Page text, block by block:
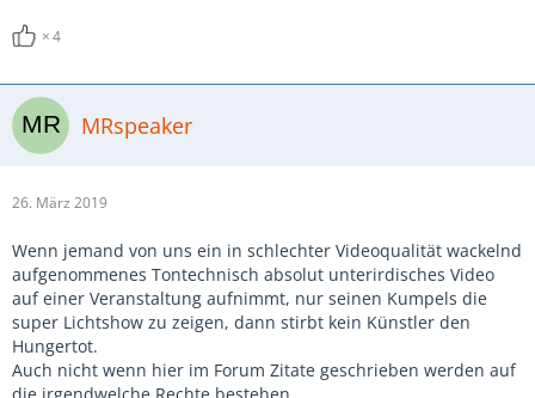
4
MRspeaker
26. März 2019
Wenn jemand von uns ein in schlechter Videoqualität wackelnd
aufgenommenes Tontechnisch absolut unterirdisches Video
auf einer Veranstaltung aufnimmt, nur seinen Kumpels die
super Lichtshow zu zeigen, dann stirbt kein Künstler den
Hungertot.
Auch nicht wenn hier im Forum Zitate geschrieben werden auf